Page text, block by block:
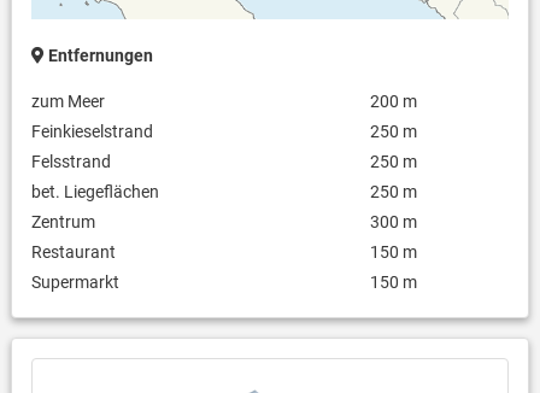
Entfernungen
zum Meer
200 m
Feinkieselstrand
250 m
Felsstrand
250 m
bet. Liegeflächen
250 m
Zentrum
300 m
Restaurant
150 m
Supermarkt
150 m